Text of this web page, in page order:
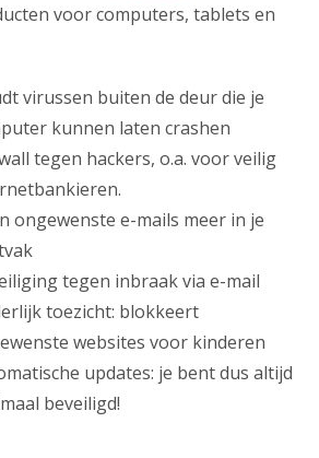
voor computers, tablets en
virussen buiten de deur die je
kunnen laten crashen
tegen hackers, o.a. voor veilig
ongewenste e-mails meer in je
tegen inbraak via e-mail
toezicht: blokkeert
websites voor kinderen
updates: je bent dus altijd
beveiligd!